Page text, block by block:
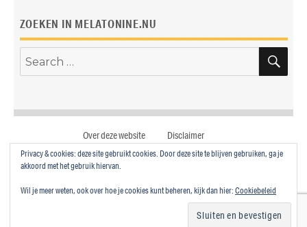
ZOEKEN IN MELATONINE.NU
Search
for:
Over deze website Disclaimer
Privacy & cookies: deze site gebruikt cookies. Door deze site te blijven gebruiken, ga je
akkoord met het gebruik hiervan.
Wil je meer weten, ook over hoe je cookies kunt beheren, kijk dan hier:Cookiebeleid